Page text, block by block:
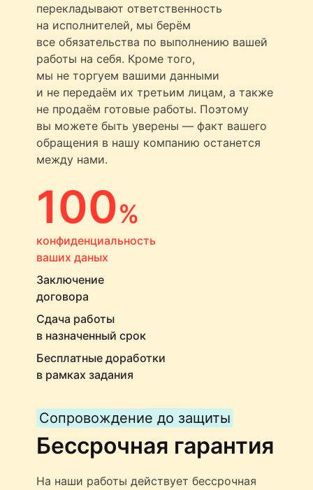
перекладывают ответственность
на исполнителей, мы берём
все обязательства по выполнению вашей
работы на себя. Кроме того,
мы не торгуем вашими данными
и не передаём их третьим лицам, а также
не продаём готовые работы. Поэтому
вы можете быть уверены — факт вашего
обращения в нашу компанию останется
между нами.
100%
конфиденциальность
ваших даных
Заключение
договора
Сдача работы
в назначенный срок
Бесплатные доработки
в рамках задания
Сопровождение до защиты
Бессрочная гарантия
На наши работы действует бессрочная